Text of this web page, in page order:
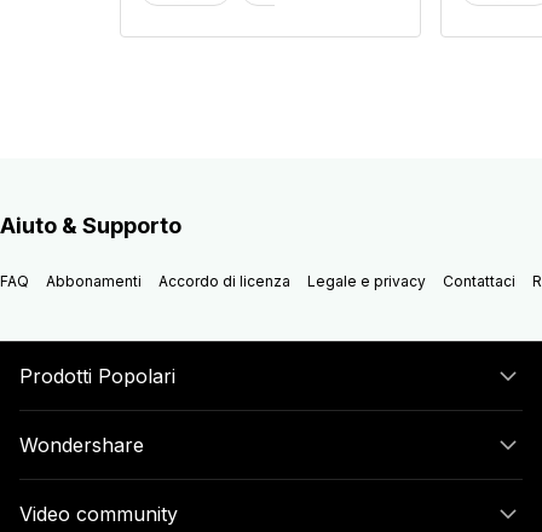
Aiuto & Supporto
FAQ Abbonamenti Accordo di licenza Legale e privacy Contattaci
Prodotti Popolari
Wondershare
Video community